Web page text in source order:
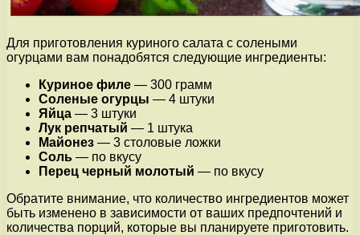
Для приготовления куриного салата с солеными
огурцами вам понадобятся следующие ингредиенты:
Куриное филе — 300 грамм
Соленые огурцы — 4 штуки
Яйца — 3 штуки
Лук репчатый — 1 штука
Майонез — 3 столовые ложки
Соль — по вкусу
Перец черный молотый — по вкусу
Обратите внимание, что количество ингредиентов может
быть изменено в зависимости от ваших предпочтений и
количества порций, которые вы планируете приготовить.